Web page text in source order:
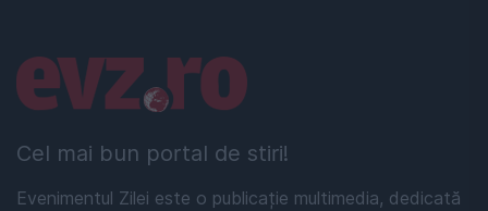
Cel mai bun portal de stiri!
Evenimentul Zilei este o publicație multimedia, dedicată
Linkuri utile